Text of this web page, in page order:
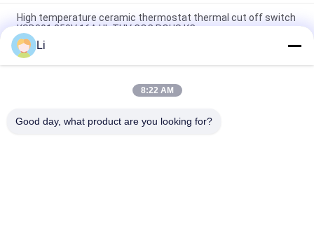
High temperature ceramic thermostat thermal cut off switch
KSD301 250V 16A UL TUV CQC ROHS KC
Bimetal Disc Snap Action Thermostats, low temperature
limited control switch H31 250V 10 13C
Snap Action Type KSD301 Bimetal Thermostat AC 125V 250V
Li
8:22 AM
Good day, what product are you looking for?